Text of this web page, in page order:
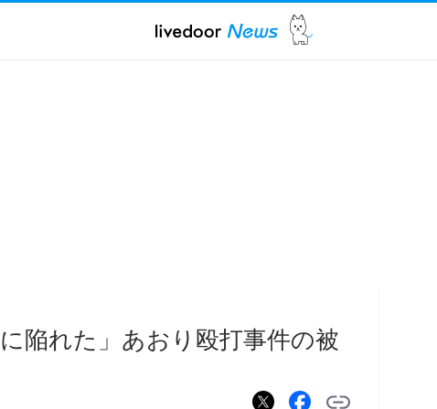
陥れた」あおり殴打事件の被